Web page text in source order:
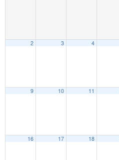
2 3 4
9 10 11
16 17 18